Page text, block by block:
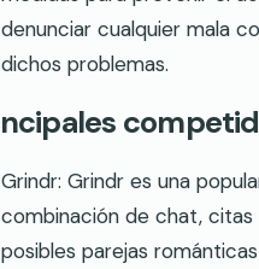
denunciar cualquier mala
dichos problemas.
Grindr: Grindr es una
combinación de chat,
posibles parejas